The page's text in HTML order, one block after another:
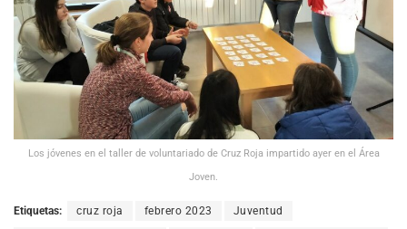
Los jóvenes en el taller de voluntariado de Cruz Roja impartido ayer en el Área
Joven.
Etiquetas: cruz roja febrero 2023 Juventud